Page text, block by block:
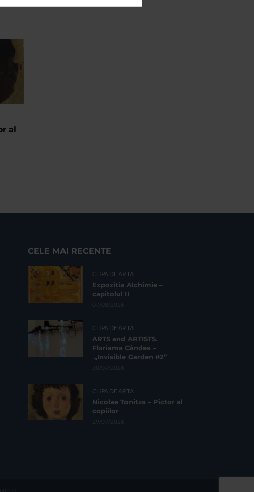
al
CELE MAI RECENTE
CLIPA DE ARTA
Expoziția Alchimie –
capitolul II
07/08/2026
CLIPA DE ARTA
ARTS and ARTISTS.
Floriama Cândea –
„Invisible Garden #2”
30/07/2026
CLIPA DE ARTA
Nicolae Tonitza – Pictor al
copiilor
29/07/2026